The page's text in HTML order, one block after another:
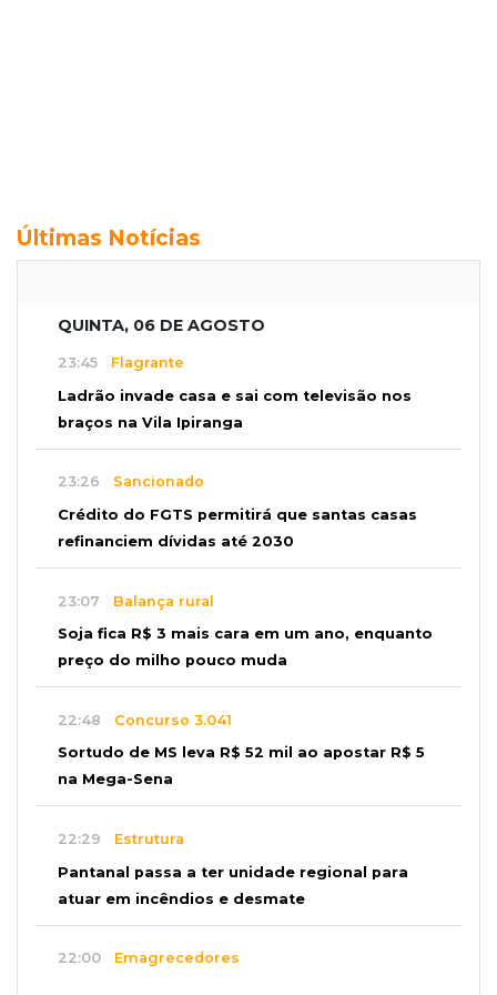
Últimas Notícias
QUINTA, 06 DE AGOSTO
23:45 Flagrante
Ladrão invade casa e sai com televisão nos
braços na Vila Ipiranga
23:26 Sancionado
Crédito do FGTS permitirá que santas casas
refinanciem dívidas até 2030
23:07 Balança rural
Soja fica R$ 3 mais cara em um ano, enquanto
preço do milho pouco muda
22:48 Concurso 3.041
Sortudo de MS leva R$ 52 mil ao apostar R$ 5
na Mega-Sena
22:29 Estrutura
Pantanal passa a ter unidade regional para
atuar em incêndios e desmate
22:00 Emagrecedores